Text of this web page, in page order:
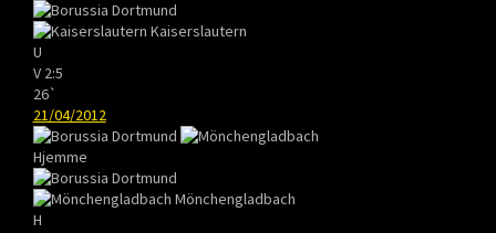
Kaiserslautern
U
V 2:5
26`
21/04/2012
Hjemme
Mönchengladbach
H